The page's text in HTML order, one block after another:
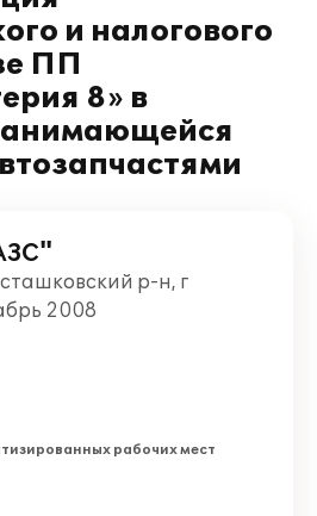
и налогового
ПП
8» в
р-н, г
2008
рабочих мест